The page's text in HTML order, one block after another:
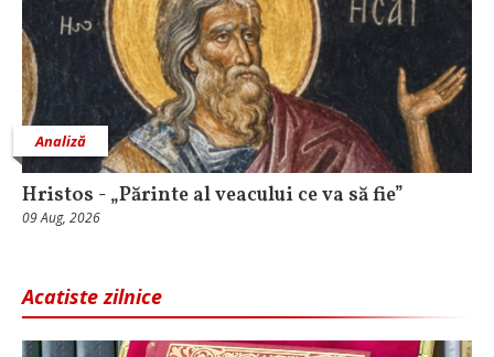
Analiză
Hristos - „Părinte al veacului ce va să fie”
09 Aug, 2026
Acatiste zilnice